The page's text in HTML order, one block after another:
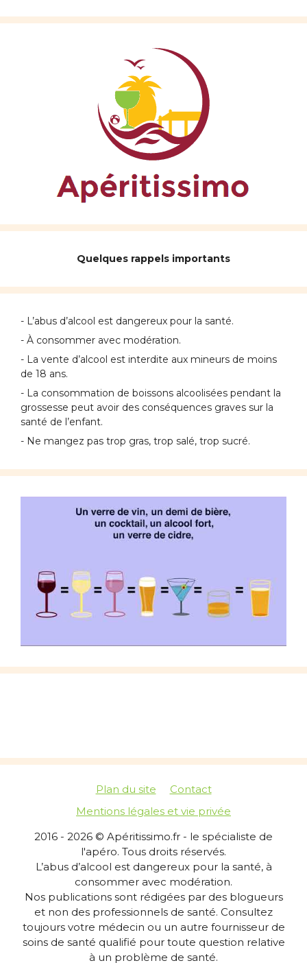
Quelques rappels importants
- L’abus d’alcool est dangereux pour la santé.
- À consommer avec modération.
- La vente d’alcool est interdite aux mineurs de moins
de 18 ans.
- La consommation de boissons alcoolisées pendant la
grossesse peut avoir des conséquences graves sur la
santé de l’enfant.
- Ne mangez pas trop gras, trop salé, trop sucré.
Plan du site
Contact
Mentions légales et vie privée
2016 - 2026 © Apéritissimo.fr - le spécialiste de
l'apéro. Tous droits réservés.
L’abus d’alcool est dangereux pour la santé, à
consommer avec modération.
Nos publications sont rédigées par des blogueurs
et non des professionnels de santé. Consultez
toujours votre médecin ou un autre fournisseur de
soins de santé qualifié pour toute question relative
à un problème de santé.